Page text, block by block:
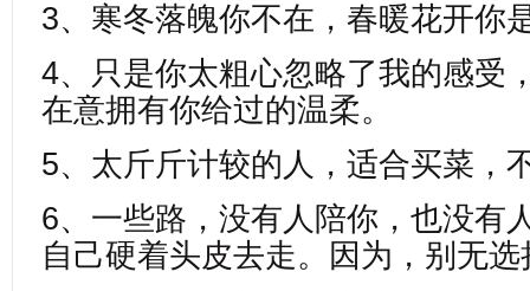
3、寒冬落魄你不在，春暖花开你
4、只是你太粗心忽略了我的感受
在意拥有你给过的温柔。
5、太斤斤计较的人，适合买菜，
6、一些路，没有人陪你，也没有
自己硬着头皮去走。因为，别无选